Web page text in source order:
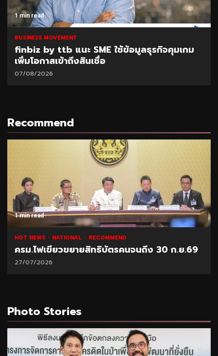
1 min read
BUSINESS MOVEMENT
finbiz by ttb แนะ SME ใช้ข้อมูลธุรกิจคุมเกม
เพิ่มโอกาสเข้าถึงสินเชื่อ
07/08/2026
Recommend
1 min read
HOT NEWS NATIONAL RECOMMEND
ครม.ไฟเขียวขยายสิทธิบัตรคนจนถึง 30 ก.ย.69
27/07/2026
Photo Stories